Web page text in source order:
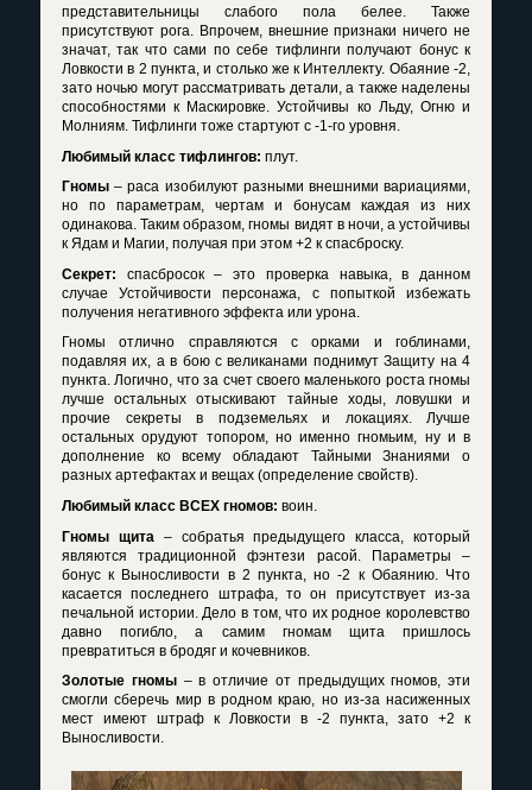
представительницы слабого пола белее. Также
присутствуют рога. Впрочем, внешние признаки ничего не
значат, так что сами по себе тифлинги получают бонус к
Ловкости в 2 пункта, и столько же к Интеллекту. Обаяние -2,
зато ночью могут рассматривать детали, а также наделены
способностями к Маскировке. Устойчивы ко Льду, Огню и
Молниям. Тифлинги тоже стартуют с -1-го уровня.
Любимый класс тифлингов: плут.
Гномы – раса изобилуют разными внешними вариациями,
но по параметрам, чертам и бонусам каждая из них
одинакова. Таким образом, гномы видят в ночи, а устойчивы
к Ядам и Магии, получая при этом +2 к спасброску.
Секрет: спасбросок – это проверка навыка, в данном
случае Устойчивости персонажа, с попыткой избежать
получения негативного эффекта или урона.
Гномы отлично справляются с орками и гоблинами,
подавляя их, а в бою с великанами поднимут Защиту на 4
пункта. Логично, что за счет своего маленького роста гномы
лучше остальных отыскивают тайные ходы, ловушки и
прочие секреты в подземельях и локациях. Лучше
остальных орудуют топором, но именно гномьим, ну и в
дополнение ко всему обладают Тайными Знаниями о
разных артефактах и вещах (определение свойств).
Любимый класс ВСЕХ гномов: воин.
Гномы щита – собратья предыдущего класса, который
являются традиционной фэнтези расой. Параметры –
бонус к Выносливости в 2 пункта, но -2 к Обаянию. Что
касается последнего штрафа, то он присутствует из-за
печальной истории. Дело в том, что их родное королевство
давно погибло, а самим гномам щита пришлось
превратиться в бродяг и кочевников.
Золотые гномы– в отличие от предыдущих гномов, эти
смогли сберечь мир в родном краю, но из-за насиженных
мест имеют штраф к Ловкости в -2 пункта, зато +2 к
Выносливости.